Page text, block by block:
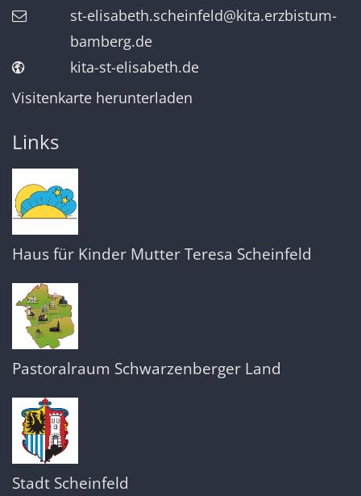
st-elisabeth.scheinfeld@kita.erzbistum-
bamberg.de
kita-st-elisabeth.de
Visitenkarte herunterladen
Links
Haus für Kinder Mutter Teresa Scheinfeld
Pastoralraum Schwarzenberger Land
Stadt Scheinfeld